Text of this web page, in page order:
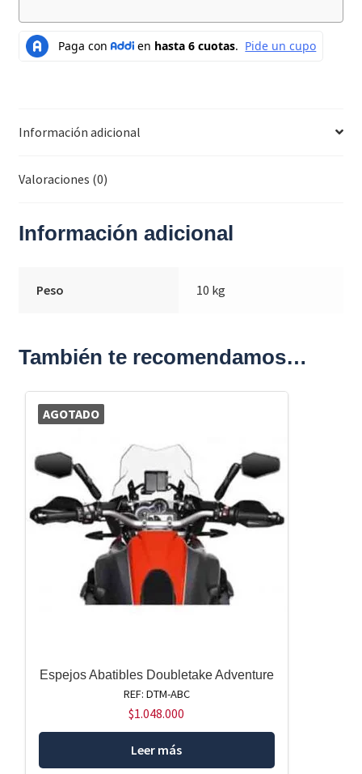
Información adicional
Valoraciones (0)
Información adicional
Peso 10 kg
También te recomendamos…
AGOTADO
Espejos Abatibles Doubletake Adventure
REF: DTM-ABC
$1.048.000
Leer más